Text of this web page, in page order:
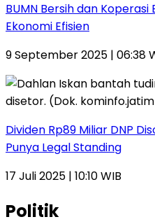
BUMN Bersih dan
Ekonomi Efisien
9 September 2025 | 06:38
Dividen Rp89 Miliar DNP
Punya Legal Standing
17 Juli 2025 | 10:10 WIB
Politik